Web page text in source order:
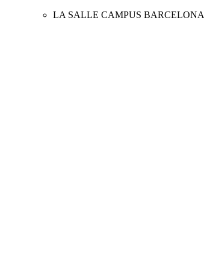
LA SALLE CAMPUS BARCELONA